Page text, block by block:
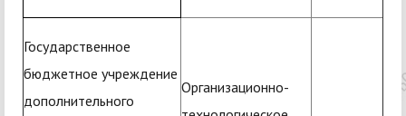
Государственное
бюджетное учреждение
дополнительного
Организационно-